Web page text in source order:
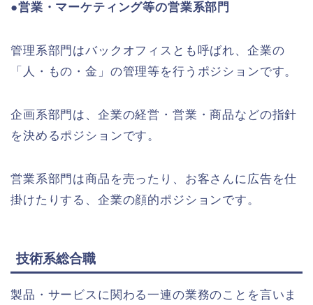
●営業・マーケティング等の営業系部門
管理系部門はバックオフィスとも呼ばれ、企業の
「人・もの・金」の管理等を行うポジションです。
企画系部門は、企業の経営・営業・商品などの指針
を決めるポジションです。
営業系部門は商品を売ったり、お客さんに広告を仕
掛けたりする、企業の顔的ポジションです。
技術系総合職
製品・サービスに関わる一連の業務のことを言いま